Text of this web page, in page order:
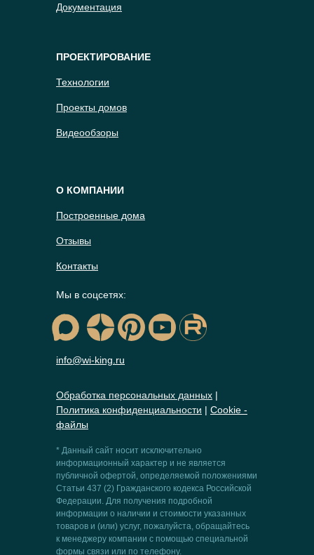
* Данный сайт носит исключительно
информационный характер и не является
публичной офертой, определяемой положениями
Статьи 437 (2) Гражданского кодекса Российской
Федерации. Для получения подробной
информации о наличии и стоимости указанных
товаров и (или) услуг, пожалуйста, обращайтесь
к менеджеру компании с помощью специальной
формы связи или по телефону.
Контакты
Отзывы
Построенные дома
О КОМПАНИИ
Видеообзоры
Проекты домов
Технологии
ПРОЕКТИРОВАНИЕ
Документация
info@wi-king.ru
Мы в соцсетях:
Обработка персональных данных |
Политика конфиденциальности | Сookie -
файлы